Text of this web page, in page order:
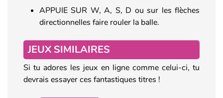
APPUIE SUR W, A, S, D ou sur les flèches
directionnelles faire rouler la balle.
JEUX SIMILAIRES
Si tu adores les jeux en ligne comme celui-ci, tu
devrais essayer ces fantastiques titres !